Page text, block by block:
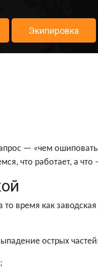
Экипировка
— «чем
что работает, а
время как заводская
острых